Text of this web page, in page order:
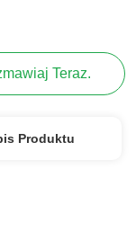
Teraz.
Produktu